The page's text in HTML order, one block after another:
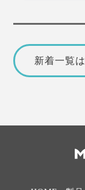
新着一覧